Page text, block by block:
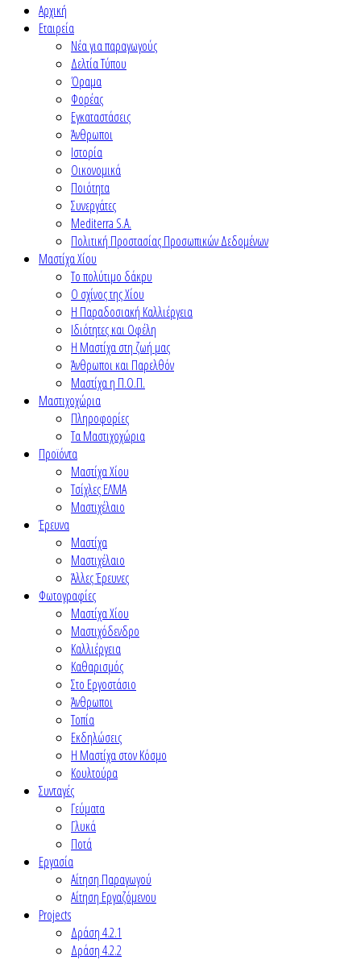
Αρχική
Εταιρεία
Νέα για παραγωγούς
Δελτία Τύπου
Όραμα
Φορέας
Εγκαταστάσεις
Άνθρωποι
Ιστορία
Οικονομικά
Ποιότητα
Συνεργάτες
Mediterra S.A.
Πολιτική Προστασίας Προσωπικών Δεδομένων
Μαστίχα Χίου
Το πολύτιμο δάκρυ
Ο σχίνος της Χίου
Η Παραδοσιακή Καλλιέργεια
Ιδιότητες και Οφέλη
Η Μαστίχα στη ζωή μας
Άνθρωποι και Παρελθόν
Μαστίχα η Π.Ο.Π.
Μαστιχοχώρια
Πληροφορίες
Τα Μαστιχοχώρια
Προϊόντα
Μαστίχα Χίου
Τσίχλες ΕΛΜΑ
Μαστιχέλαιο
Έρευνα
Μαστίχα
Μαστιχέλαιο
Άλλες Έρευνες
Φωτογραφίες
Μαστίχα Χίου
Μαστιχόδενδρο
Καλλιέργεια
Καθαρισμός
Στο Εργοστάσιο
Άνθρωποι
Τοπία
Εκδηλώσεις
Η Μαστίχα στον Κόσμο
Κουλτούρα
Συνταγές
Γεύματα
Γλυκά
Ποτά
Εργασία
Αίτηση Παραγωγού
Αίτηση Εργαζόμενου
Projects
Δράση 4.2.1
Δράση 4.2.2